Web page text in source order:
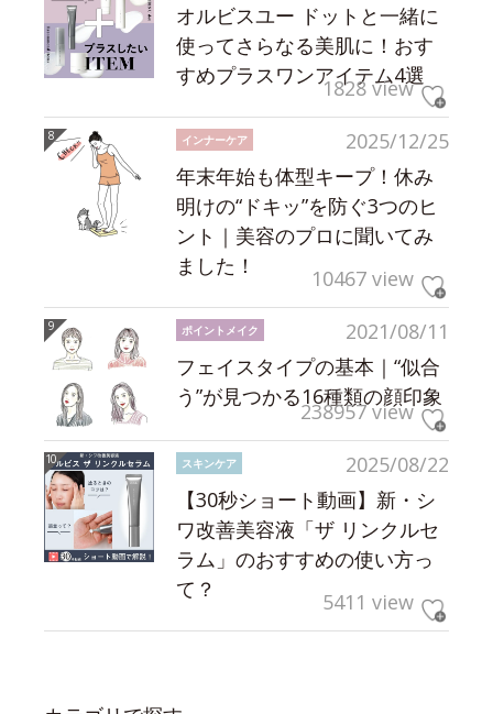
オルビスユー ドットと一緒に
使ってさらなる美肌に！おす
すめプラスワンアイテム4選
1828 view
2025/12/25
インナーケア
年末年始も体型キープ！休み
明けの“ドキッ”を防ぐ3つのヒ
ント｜美容のプロに聞いてみ
ました！
10467 view
2021/08/11
ポイントメイク
フェイスタイプの基本｜“似合
う”が見つかる16種類の顔印象
238957 view
2025/08/22
スキンケア
【30秒ショート動画】新・シ
ワ改善美容液「ザ リンクルセ
ラム」のおすすめの使い方っ
て？
5411 view